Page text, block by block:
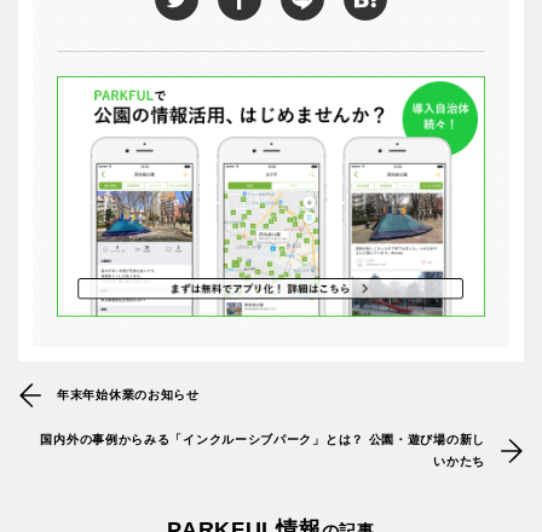
年末年始休業のお知らせ
国内外の事例からみる「インクルーシブパーク」とは？ 公園・遊び場の新し
いかたち